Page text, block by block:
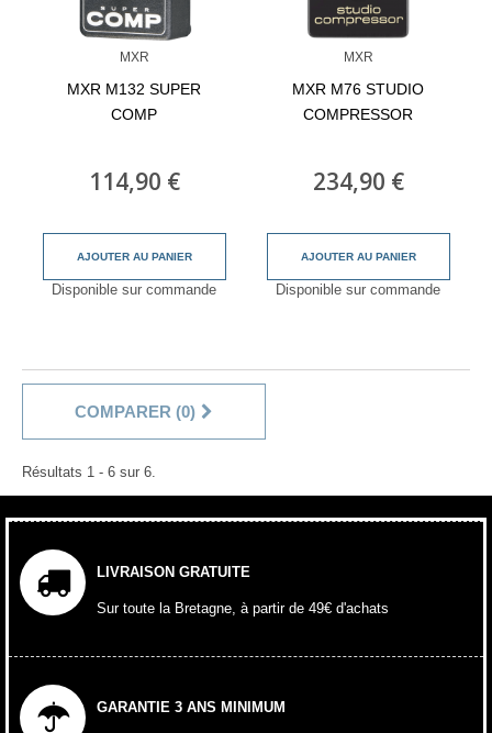
MXR
MXR M132 SUPER
COMP
114,90 €
AJOUTER AU PANIER
Disponible sur commande
MXR
MXR M76 STUDIO
COMPRESSOR
234,90 €
AJOUTER AU PANIER
Disponible sur commande
COMPARER (0)
Résultats 1 - 6 sur 6.
LIVRAISON GRATUITE
Sur toute la Bretagne, à partir de 49€ d'achats
GARANTIE 3 ANS MINIMUM